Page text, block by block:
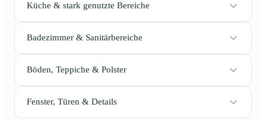
Küche & stark genutzte Bereiche
Badezimmer & Sanitärbereiche
Böden, Teppiche & Polster
Fenster, Türen & Details